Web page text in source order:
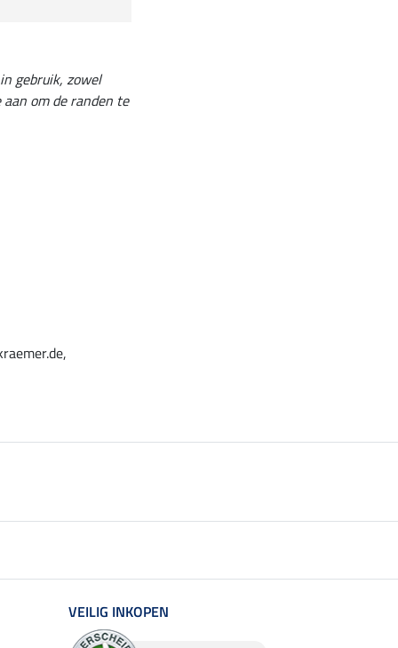
gebruik, zowel
om de randen te
VEILIG INKOPEN